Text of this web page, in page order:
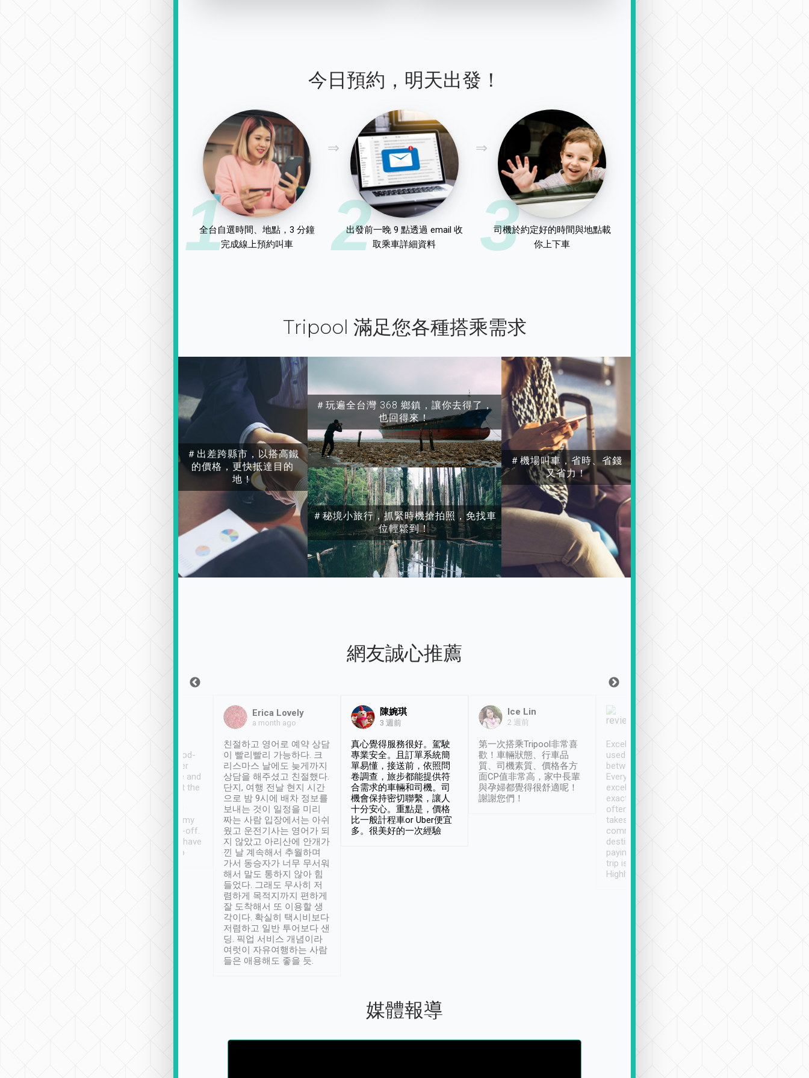
今日預約，明天出發！
1
全台自選時間、地點，3 分鐘
完成線上預約叫車
2
出發前一晚 9 點透過 email 收
取乘車詳細資料
3
司機於約定好的時間與地點載
你上下車
Tripool 滿足您各種搭乘需求
＃出差跨縣市，以搭高鐵
的價格，更快抵達目的
地！
＃玩遍全台灣 368 鄉鎮，讓你去得了，
也回得來！
＃秘境小旅行，抓緊時機搶拍照，免找車
位輕鬆到！
＃機場叫車，省時、省錢
又省力！
網友誠心推薦
service, vehicles in good-
condition and the driver
service was awesome and
thoughtful. Driver went the
have safely arrived at my
destination after drop-off.
Definitely something I have
not seen elsewhere 👍
Erica Lovely
a month ago
친절하고 영어로 예약 상담
이 빨리빨리 가능하다. 크
리스마스 날에도 늦게까지
상담을 해주셨고 친절했다.
단지, 여행 전날 현지 시간
으로 밤 9시에 배차 정보를
보내는 것이 일정을 미리
짜는 사람 입장에서는 아쉬
웠고 운전기사는 영어가 되
지 않았고 아리산에 안개가
낀 날 계속해서 추월하며
가서 동승자가 너무 무서워
해서 말도 통하지 않아 힘
들었다. 그래도 무사히 저
렴하게 목적지까지 편하게
잘 도착해서 또 이용할 생
각이다. 확실히 택시비보다
저렴하고 일반 투어보다 샌
딩. 픽업 서비스 개념이라
여럿이 자유여행하는 사람
들은 애용해도 좋을 듯.
陳婉琪
3 週前
真心覺得服務很好。駕駛
專業安全。且訂單系統簡
單易懂，接送前，依照問
卷調查，旅步都能提供符
合需求的車輛和司機。司
機會保持密切聯繫，讓人
十分安心。重點是，價格
比一般計程車or Uber便宜
多。很美好的一次經驗
Ice Lin
2 週前
第一次搭乘Tripool非常喜
歡！車輛狀態、行車品
質、司機素質、價格各方
面CP值非常高，家中長輩
與孕婦都覺得很舒適呢！
謝謝您們！
Excellent service. We have
used Tripool to travel
between cities in Taiwan.
Every driver has been
excellent and arrives
exactly on time. As there is
often limited English it
takes the difficulty out of
communicating the
destination details and
paying online prior to the
trip is very convenient.
Highly recommended
媒體報導